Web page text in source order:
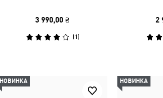
3 990,00 ₴
(1 )
2
НОВИНКА НОВИНКА